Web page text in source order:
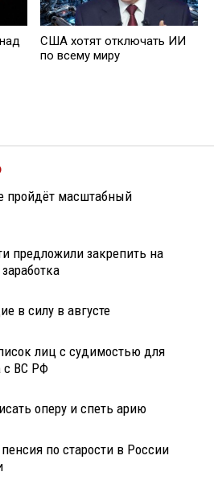
США хотят отключать ИИ
по всему миру
пройдёт масштабный
предложили закрепить на
в силу в августе
лиц с судимостью для
с ВС РФ
оперу и спеть арию
по старости в России